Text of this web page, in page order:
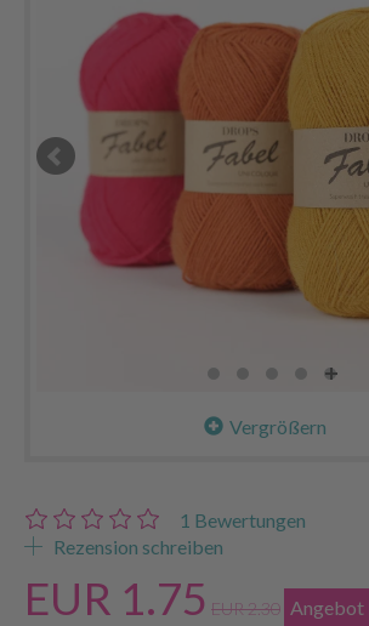
Vergrößern
1 Bewertungen
Rezension schreiben
EUR 1.75 EUR 2.30